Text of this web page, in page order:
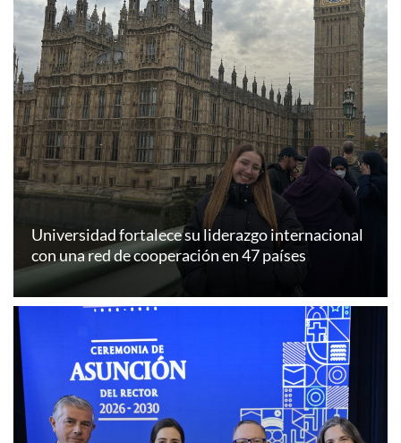
Universidad fortalece su liderazgo internacional
con una red de cooperación en 47 países